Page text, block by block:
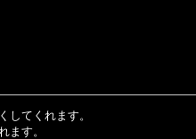
してくれます。
ます。